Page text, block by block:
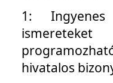
1: Ingyenes
hivatalos